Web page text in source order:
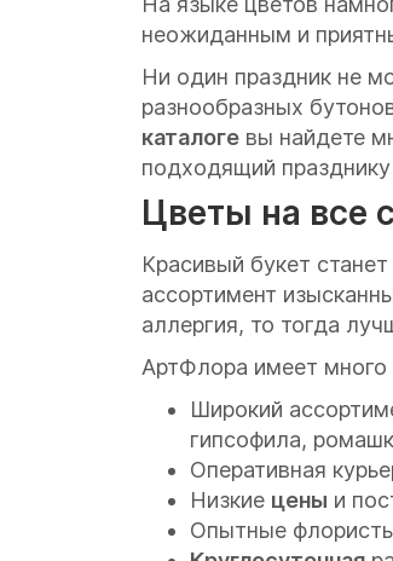
неожиданным и
Ни один праздник не
разнообразных
каталоге вы найдете
подходящий
Цветы на все
Красивый букет
ассортимент
аллергия, то тогда
АртФлора имеет
Широкий
гипсофила,
Оперативная
Низкие цены и
Опытные